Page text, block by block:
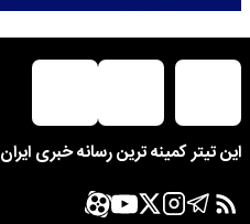
این تیتر کمینه ترین رسانه خبری ایران